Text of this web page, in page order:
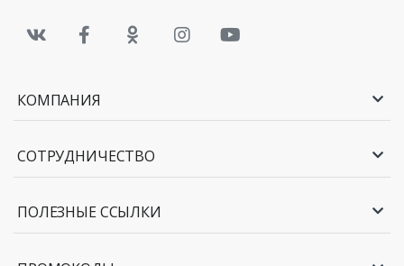
КОМПАНИЯ
СОТРУДНИЧЕСТВО
ПОЛЕЗНЫЕ ССЫЛКИ